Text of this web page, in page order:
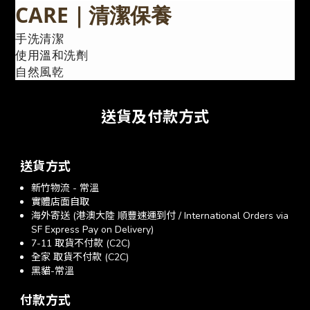
CARE｜清潔保養
手洗清潔
使用溫和洗劑
自然風乾
送貨及付款方式
送貨方式
新竹物流 - 常溫
實體店面自取
海外寄送 (港澳大陸 順豐速運到付 / International Orders via
SF Express Pay on Delivery)
7-11 取貨不付款 (C2C)
全家 取貨不付款 (C2C)
黑貓-常溫
付款方式